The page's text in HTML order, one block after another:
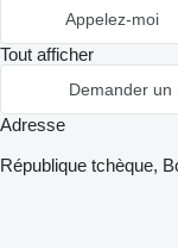
Appelez-moi
Tout afficher
Demander un
Adresse
République tchèque,